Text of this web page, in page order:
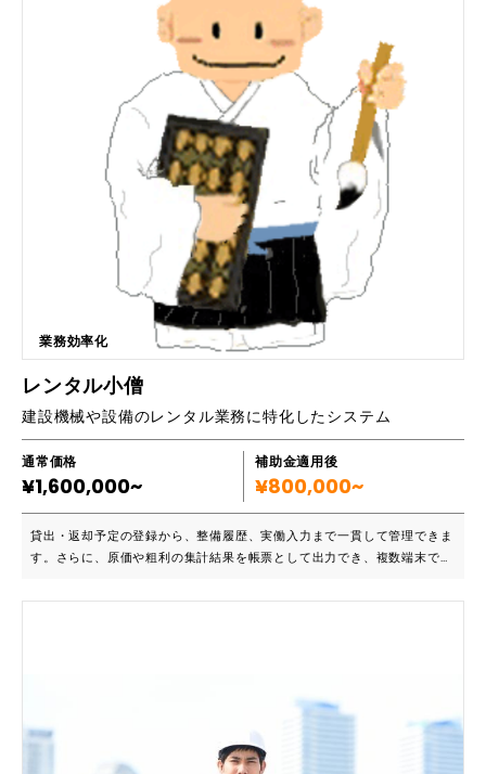
んな方におすすめです ・住宅ローンをお客様に任せた事で契約を逃し悔
しい思いをした建築会社さん ・住宅ローンが苦手でわからなく、取り組
まなかった建築会社さん ・新築を建てる為の土地探し、リノベーション
する為の中古住宅探し（不動産仲介業）も したいと思っている建築会
社さん ・高額受注を取りたい建築会社さん ・営業マンが居ない、雇えな
いから契約が取れないと嘆いている建築会社さん ・下請けでなく、エン
ドユーザーさんと直接建築契約を獲得したい建築会社さん ＝得られる効
果＝ ① お客様の目の前で資金計画が出来る事で、お客様の信用が得ら
れる。 ② お客様の資金計画もすべてわかるので、資金回収の不安がな
くなる ③ 住宅ローン返済の事がわかっているので、高額受注、追加工
事に繋がる ④ 資金計画が出来る事で、新築を建てる為の土地探し、リ
ノベーションする為の中古住宅探しを 一緒に出来る。 結果、建
築費を先に予算を組み残りの予算で土地・中古住宅を購入してもらう事が
出来るので、 建築費予算を確保する事が出来る。 ⑤ お客様に満足
した建物を建築出来る事で、ファンになってもらい紹介が増える。 ⑥
契約金、着手金、上棟時、完成時と最大４回に分けて確実に資金を受け取
れる ⑦ 営業マンが居なくても、資金計画が出来れば建築の請負契約が
出来る ★☆★ 不動産業者さまへ ★☆★ ■こんな方におすすめです ・
金融計算機を使えない営業マン ・お客様の目の前で、金融計算機を使っ
て『資金計画書』が作成出来ない営業マン ・住宅ローンが苦手な営業マ
ン ・住宅ローンが否決され、契約が流れ悔しい思いをした営業マン ・金
融機関の情報を沢山知って、住宅ローン成約１００％を目指す営業マン
＝お客様の目の前で『資金計画書』を作成出来る事得られる効果＝ ①
案内後、お客様にその場で購入を『即決』してもらえる ② お客様が
がすことなく、時間も手間に省け成約率が上がる ④ お客様から信用を
得られ、ファンになってもらえる ⑤ 購入して頂いたお客様から紹介が
収集し、銀行員、ファイナンシャルプランナーに 勝てるノウハウを持っ
けます。 ※ オフラインご希望にご対応させて頂きます（別途 交通費・
宿泊費をお願い致します。） ＝カリキュラム＝ 【１講座目 ２時間】お
業務効率化
レンタル小僧
建設機械や設備のレンタル業務に特化したシステム
通常価格
¥1,600,000~
補助金適用後
¥800,000~
貸出・返却予定の登録から、整備履歴、実働入力まで一貫して管理できま
す。さらに、原価や粗利の集計結果を帳票として出力でき、複数端末での
ンタル事業者様 ・入出庫から整備、売上や粗利の集計までを一元化した